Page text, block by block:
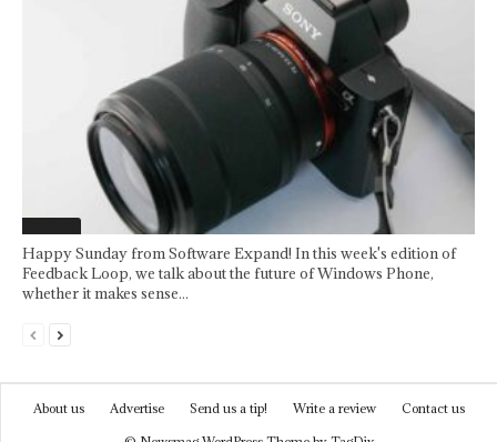
Happy Sunday from Software Expand! In this week's edition of
Feedback Loop, we talk about the future of Windows Phone,
whether it makes sense...
About us Advertise Send us a tip! Write a review
Contact us